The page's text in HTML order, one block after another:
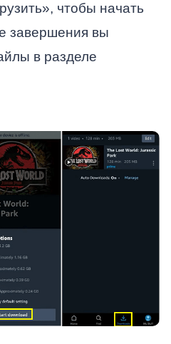
чтобы начать
завершения вы
в разделе